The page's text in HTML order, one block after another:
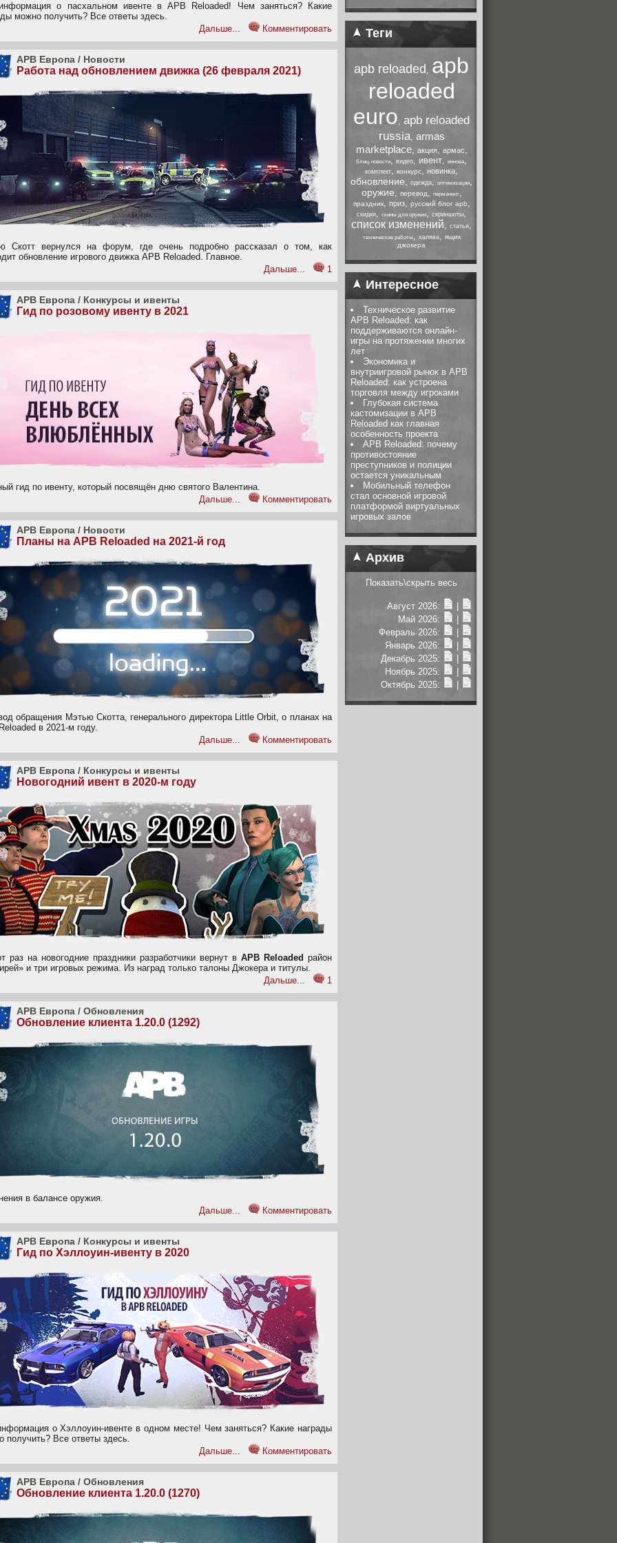
о пасхальном ивенте в APB Reloaded! Чем заняться? Какие
можно получить? Все ответы здесь.
Дальше...
Комментировать
APB Европа / Новости
Работа над обновлением движка (26 февраля 2021)
Скотт вернулся на форум, где очень подробно рассказал о том, как
обновление игрового движка APB Reloaded. Главное.
Дальше...
1
APB Европа / Конкурсы и ивенты
Гид по розовому ивенту в 2021
гид по ивенту, который посвящён дню святого Валентина.
Дальше...
Комментировать
APB Европа / Новости
Планы на APB Reloaded на 2021-й год
обращения Мэтью Скотта, генерального директора Little Orbit, о планах на
в 2021-м году.
Дальше...
Комментировать
APB Европа / Конкурсы и ивенты
Новогодний ивент в 2020-м году
раз на новогодние праздники разработчики вернут в APB Reloaded район
и три игровых режима. Из наград только талоны Джокера и титулы.
Дальше...
1
APB Европа / Обновления
Обновление клиента 1.20.0 (1292)
в балансе оружия.
Дальше...
Комментировать
APB Европа / Конкурсы и ивенты
Гид по Хэллоуин-ивенту в 2020
о Хэллоуин-ивенте в одном месте! Чем заняться? Какие награды
получить? Все ответы здесь.
Дальше...
Комментировать
APB Европа / Обновления
Обновление клиента 1.20.0 (1270)
Теги
apb reloaded , apb
reloaded
euro, apb reloaded
russia, armas
marketplace, акция, армас,
блиц-новости, видео, ивент, иннова,
комплект, конкурс, новинка,
обновление, одежда, оптимизация,
оружие, перевод, перманент,
праздник, приз, русский блог apb,
скидки, скины для оружия, скриншоты,
список изменений, статья,
технические работы, халява, ящик
джокера
Интересное
Техническое развитие
APB Reloaded: как
поддерживаются онлайн-
игры на протяжении многих
лет
Экономика и
внутриигровой рынок в APB
Reloaded: как устроена
торговля между игроками
Глубокая система
кастомизации в APB
Reloaded как главная
особенность проекта
APB Reloaded: почему
противостояние
преступников и полиции
остается уникальным
Мобильный телефон
стал основной игровой
платформой виртуальных
игровых залов
Архив
Показать\скрыть весь
Август 2026:
Май 2026:
Февраль 2026:
Январь 2026:
Декабрь 2025:
Ноябрь 2025:
Октябрь 2025: